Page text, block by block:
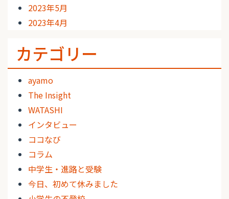
2023年5月
2023年4月
カテゴリー
ayamo
The Insight
WATASHI
インタビュー
ココなび
コラム
中学生・進路と受験
今日、初めて休みました